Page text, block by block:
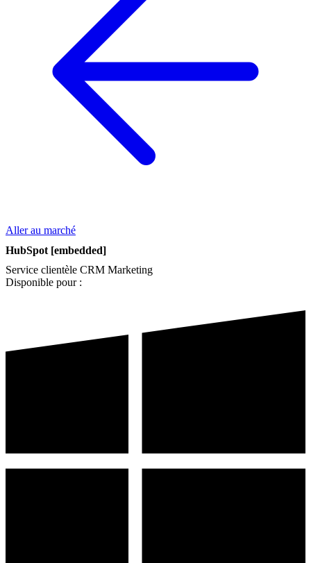
Aller au marché
HubSpot [embedded]
Service clientèle CRM Marketing
Disponible pour :